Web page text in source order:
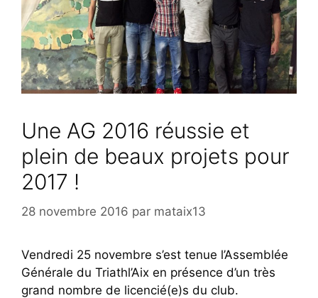
Une AG 2016 réussie et
plein de beaux projets pour
2017 !
28 novembre 2016 par mataix13
Vendredi 25 novembre s’est tenue l’Assemblée
Générale du Triathl’Aix en présence d’un très
grand nombre de licencié(e)s du club.